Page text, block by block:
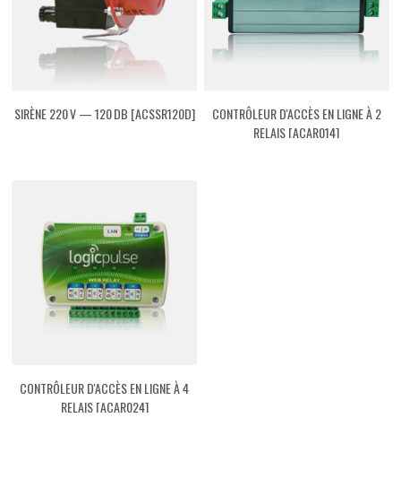
SIRÈNE 220 V — 120 DB [ACSSR120D]
CONTRÔLEUR D'ACCÈS EN LIGNE À 2
RELAIS [ACAR014]
CONTRÔLEUR D'ACCÈS EN LIGNE À 4
RELAIS [ACAR024]